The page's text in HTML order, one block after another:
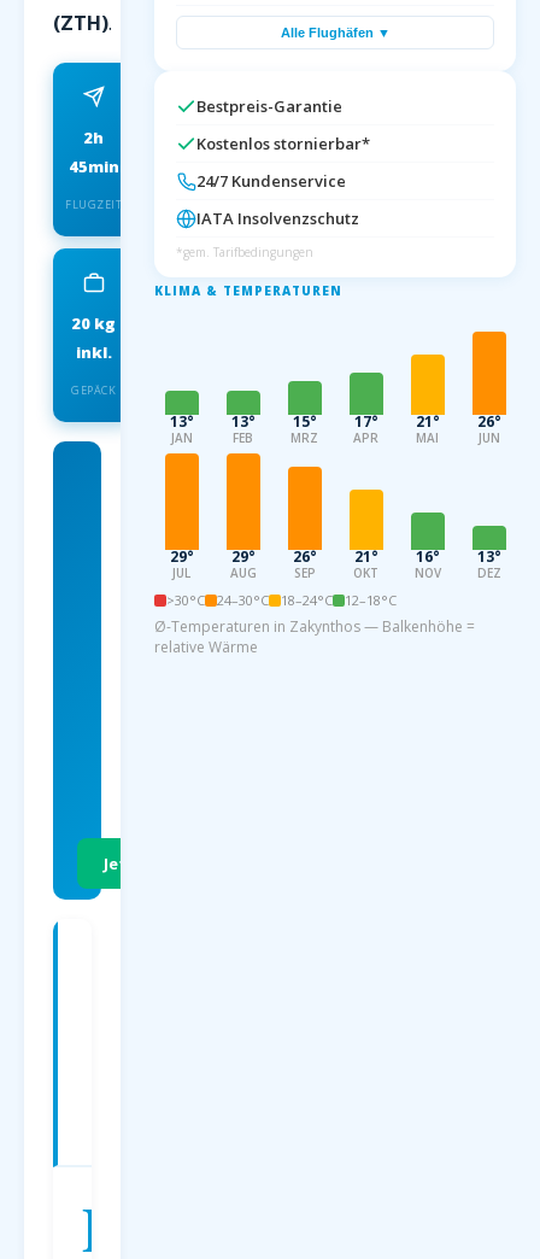
(ZTH).
2h
45min
FLUGZEIT
ab 89 EUR
FRÜHBUCHER P.P.
20 kg
inkl.
GEPÄCK
Paderborn
nach
Zakynthos
Jetzt Preise vergleichen
D
Alle Flughäfen ▼
Bestpreis-Garantie
Kostenlos stornierbar*
24/7 Kundenservice
IATA Insolvenzschutz
*gem. Tarifbedingungen
KLIMA & TEMPERATUREN
13°
JAN
13°
FEB
15°
MRZ
17°
APR
21°
MAI
26°
JUN
29°
JUL
29°
AUG
26°
SEP
21°
OKT
16°
NOV
13°
DEZ
>30°C 24–30°C 18–24°C 12–18°C
Ø-Temperaturen in Zakynthos — Balkenhöhe =
relative Wärme